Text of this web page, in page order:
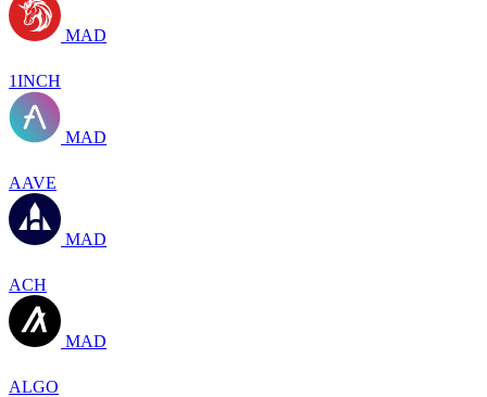
MAD
1INCH
MAD
AAVE
MAD
ACH
MAD
ALGO